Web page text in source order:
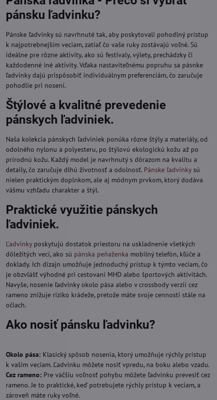
pánsku ľadvinku?
Pánske ľadvinky sú navrhnuté tak, aby poskytovali pohodlný prístup
k najpotrebnejším veciam, zatiaľ čo vaše ruky zostávajú voľné. Sú
ideálne pre rôzne aktivity, ako sú festivaly, výlety, prechádzky či
každodenné iné aktivity. Vďaka nastaviteľnému popruhu sa pásnke
ľadvinky dajú prispôsobiť individuálnym preferenciám, čo zaručuje
pohodlie pri nosení.
Štýlové a kvalitné prevedenie
pánskych ľadviniek.
Naša kolekcia pánskych ľadviniek ponúka rôzne štýly a materiály, od
odolného nylonu a polyesteru, po štýlovú ekologickú kožu až po
prírodnú kožu. Každý model je navrhnutý s dôrazom na kvalitu a
detaily, čo zaručuje dlhú životnosť a odolnosť. Pánske ľadvinkysú
nielen praktickým doplnkom, ale aj módnym prvkom, ktorý dodáva
vášmu vzhľadu charakter a štýl.
Praktické využitie pánskych
ľadviniek.
Ľadvinkyposkytujú dostatok priestoru na uskladnenie všetkých
dôležitých vecí, ako sú pánska peňaženka mobilný telefón, kľúče a
doklady. Ich dizajn umožňuje jednoduchý prístup k týmto veciam, čo
je obzvlášť výhodné pri cestovaní MHD alebo športových aktivitách.
Navyše, nosenie ľadvinky okolo pása alebo v crossbody verzií cez
rameno znižuje riziko krádeže, pretože máte svoje cennosti stále na
očiach.
Ako nosiť pánsku ľadvinku?
Okolo pása: Klasický spôsob nosenia, ktorý umožňuje rýchly prístup
k vašim veciam. Ľadvinku môžete nosiť vpredu, na boku alebo vzadu.
Cez rameno: Pre väčšiu voľnosť pohybu môžete ľadvinku prevesiť cez
rameno. Je to praktické, keď potrebujete rýchly prístup k veciam, a
zároveň máte ruky voľné.